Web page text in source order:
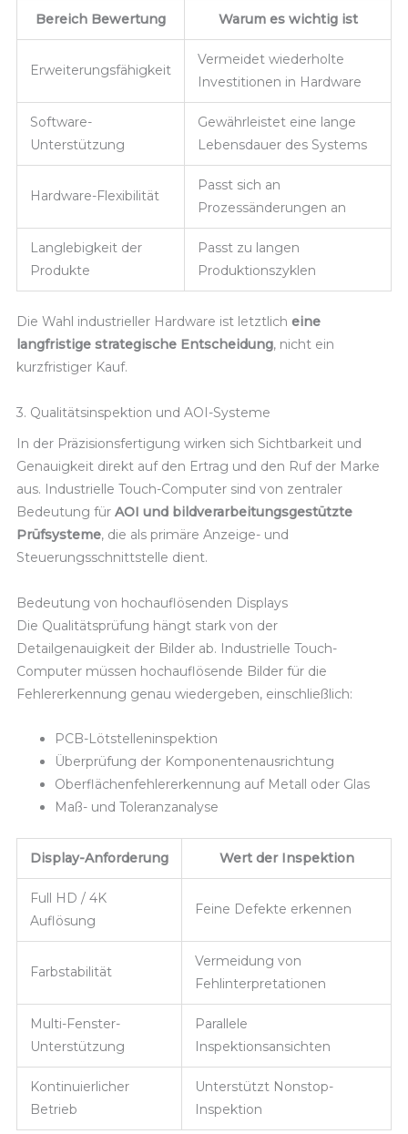
Bereich Bewertung Warum es wichtig ist
Erweiterungsfähigkeit
Vermeidet wiederholte
Investitionen in Hardware
Software-
Unterstützung
Gewährleistet eine lange
Lebensdauer des Systems
Hardware-Flexibilität
Passt sich an
Prozessänderungen an
Langlebigkeit der
Produkte
Passt zu langen
Produktionszyklen
Die Wahl industrieller Hardware ist letztlich eine
langfristige strategische Entscheidung, nicht ein
kurzfristiger Kauf.
3. Qualitätsinspektion und AOI-Systeme
In der Präzisionsfertigung wirken sich Sichtbarkeit und
Genauigkeit direkt auf den Ertrag und den Ruf der Marke
aus. Industrielle Touch-Computer sind von zentraler
Bedeutung für AOI und bildverarbeitungsgestützte
Prüfsysteme, die als primäre Anzeige- und
Steuerungsschnittstelle dient.
Bedeutung von hochauflösenden Displays
Die Qualitätsprüfung hängt stark von der
Detailgenauigkeit der Bilder ab. Industrielle Touch-
Computer müssen hochauflösende Bilder für die
Fehlererkennung genau wiedergeben, einschließlich:
PCB-Lötstelleninspektion
Überprüfung der Komponentenausrichtung
Oberflächenfehlererkennung auf Metall oder Glas
Maß- und Toleranzanalyse
Display-Anforderung Wert der Inspektion
Full HD / 4K
Auflösung
Feine Defekte erkennen
Farbstabilität
Vermeidung von
Fehlinterpretationen
Multi-Fenster-
Unterstützung
Parallele
Inspektionsansichten
Kontinuierlicher
Betrieb
Unterstützt Nonstop-
Inspektion